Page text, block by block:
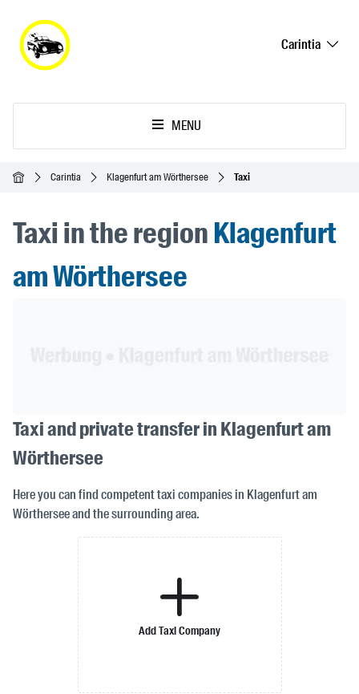
Carintia
MENU
Inicio Carintia Klagenfurt am Wörthersee Taxi
Taxi in the regionKlagenfurt
am Wörthersee
Taxi and private transfer in Klagenfurt am
Wörthersee
Here you can find competent taxi companies in Klagenfurt am
Wörthersee and the surrounding area.
Add Taxi Company